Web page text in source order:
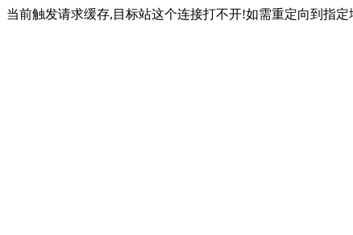
当前触发请求缓存,目标站这个连接打不开!如需重定向到指